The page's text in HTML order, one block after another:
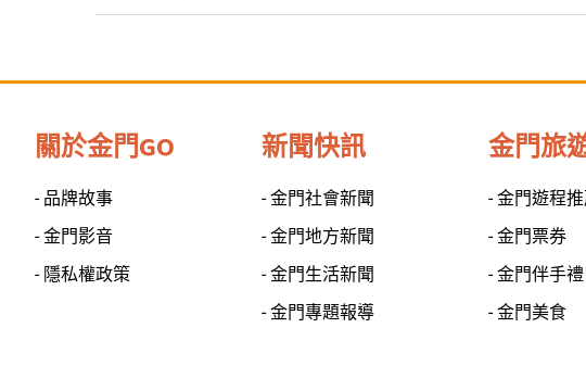
關於金門GO
- 品牌故事
- 金門影音
- 隱私權政策
新聞快訊
- 金門社會新聞
- 金門地方新聞
- 金門生活新聞
- 金門專題報導
金門旅
- 金門遊程
- 金門票券
- 金門伴手禮
- 金門美食